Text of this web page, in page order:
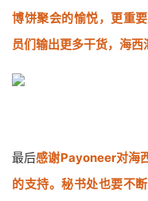
博饼聚会的愉悦，更重
员们输出更多干货，海西
最后感谢Payoneer对海
的支持。秘书处也要不